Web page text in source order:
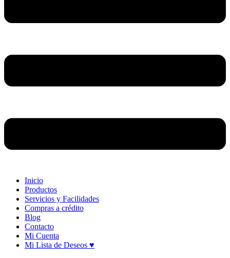
Inicio
Productos
Servicios y Facilidades
Compras a crédito
Blog
Contacto
Mi Cuenta
Mi Lista de Deseos ♥